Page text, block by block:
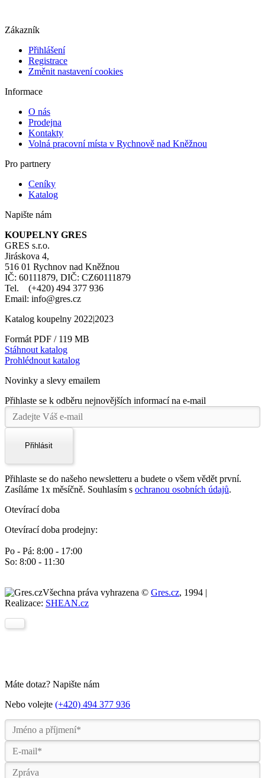
Zákazník
Přihlášení
Registrace
Změnit nastavení cookies
Informace
O nás
Prodejna
Kontakty
Volná pracovní místa v Rychnově nad Kněžnou
Pro partnery
Ceníky
Katalog
Napište nám
KOUPELNY GRES
GRES s.r.o.
Jiráskova 4,
516 01 Rychnov nad Kněžnou
IČ: 60111879, DIČ: CZ60111879
Tel. (+420) 494 377 936
Email: info@gres.cz
Katalog koupelny 2022|2023
Formát PDF / 119 MB
Stáhnout katalog
Prohlédnout katalog
Novinky a slevy emailem
Přihlaste se k odběru nejnovějších informací na e-mail
Přihlásit
Přihlaste se do našeho newsletteru a budete o všem vědět první.
Zasíláme 1x měsíčně. Souhlasím s ochranou osobních údajů.
Otevírací doba
Otevírací doba prodejny:
Po - Pá: 8:00 - 17:00
So: 8:00 - 11:30
Všechna práva vyhrazena © Gres.cz, 1994 |
Realizace: SHEAN.cz
Máte dotaz? Napište nám
Nebo volejte (+420) 494 377 936